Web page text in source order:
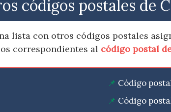
códigos postales de
lista con otros códigos postales
correspondientes al código postal
Código
Código